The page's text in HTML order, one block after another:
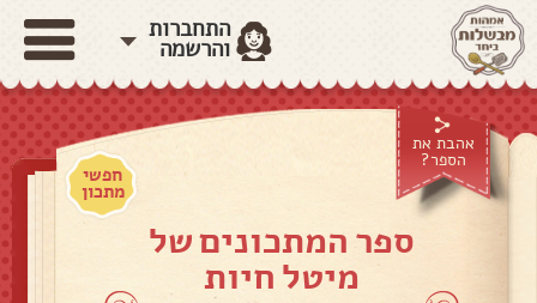
התחברות
והרשמה
אהבת את
הספר?
חפשי
מתכון
ספר המתכונים של
מיטל חיות